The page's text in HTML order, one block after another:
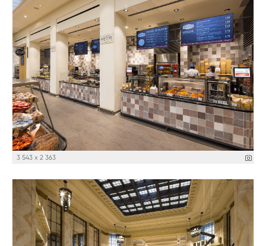
3 543 x 2 363